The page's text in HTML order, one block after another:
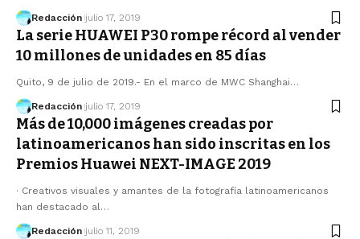
Redacción julio 17, 2019
La serie HUAWEI P30 rompe récord al vender
10 millones de unidades en 85 días
Quito, 9 de julio de 2019.- En el marco de MWC Shanghai…
Redacción julio 17, 2019
Más de 10,000 imágenes creadas por
latinoamericanos han sido inscritas en los
Premios Huawei NEXT-IMAGE 2019
· Creativos visuales y amantes de la fotografía latinoamericanos
han destacado al…
Redacción julio 11, 2019